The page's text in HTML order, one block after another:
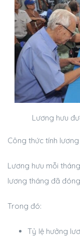
Lương hưu
Công thức tính
Lương hưu mỗi
lương tháng đã
Trong đó:
Tỷ lệ hưởng